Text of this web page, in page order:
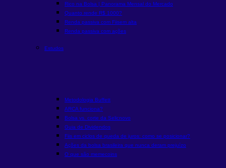
Rico na Bolsa | Panorama Mensal do Mercado
Quanto rende R$ 1000?
Renda passiva com Fiisem alta
Renda passiva com ações
Estudos
Metodologia Buffett
ARCA funciona?
Bolsa vs. corte da Selicnovo
Guia de Dividendos
Fiis em ciclos de queda de juros: como se posicionar?
Ações da bolsa brasileira que nunca deram prejuízo
O que são memecoins